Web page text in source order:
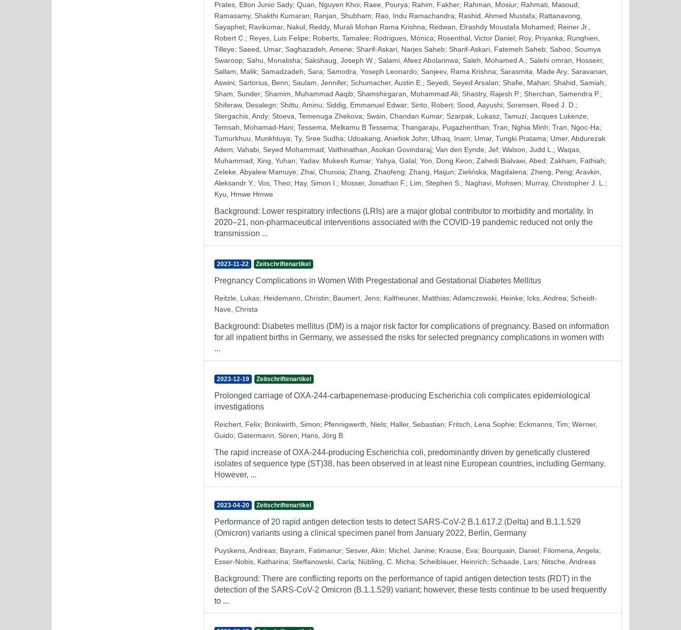
Prates, Elton Junio Sady; Quan, Nguyen Khoi; Raee, Pourya; Rahim, Fakher; Rahman, Mosiur; Rahmati, Masoud;
Ramasamy, Shakthi Kumaran; Ranjan, Shubham; Rao, Indu Ramachandra; Rashid, Ahmed Mustafa; Rattanavong,
Sayaphet; Ravikumar, Nakul; Reddy, Murali Mohan Rama Krishna; Redwan, Elrashdy Moustafa Mohamed; Reiner Jr.,
Robert C. ; Reyes, Luis Felipe; Roberts, Tamalee; Rodrigues, Mónica; Rosenthal, Victor Daniel; Roy, Priyanka; Runghien,
Tilleye; Saeed, Umar; Saghazadeh, Amene; Sharif-Askari, Narjes Saheb; Sharif-Askari, Fatemeh Saheb; Sahoo, Soumya
Swaroop; Sahu, Monalisha; Sakshaug, Joseph W. ; Salami, Afeez Abolarinwa; Saleh, Mohamed A. ; Salehi omran, Hossein;
Sallam, Malik; Samadzadeh, Sara; Samodra, Yoseph Leonardo; Sanjeev, Rama Krishna; Sarasmita, Made Ary; Saravanan,
Aswini; Sartorius, Benn; Saulam, Jennifer; Schumacher, Austin E. ; Seyedi, Seyed Arsalan; Shafie, Mahan; Shahid, Samiah;
Sham, Sunder; Shamim, Muhammad Aaqib; Shamshirgaran, Mohammad Ali; Shastry, Rajesh P.; Sherchan, Samendra P.;
Shiferaw, Desalegn; Shittu, Aminu; Siddig, Emmanuel Edwar; Sinto, Robert; Sood, Aayushi; Sorensen, Reed J. D. ;
Stergachis, Andy; Stoeva, Temenuga Zhekova; Swain, Chandan Kumar; Szarpak, Lukasz; Tamuzi, Jacques Lukenze;
Temsah, Mohamad-Hani; Tessema, Melkamu B Tessema; Thangaraju, Pugazhenthan; Tran, Nghia Minh; Tran, Ngoc-Ha;
Tumurkhuu, Munkhtuya; Ty, Sree Sudha; Udoakang, Aniefiok John; Ulhaq, Inam; Umar, Tungki Pratama; Umer, Abdurezak
Adem; Vahabi, Seyed Mohammad; Vaithinathan, Asokan Govindaraj; Van den Eynde, Jef; Walson, Judd L. ; Waqas,
Muhammad; Xing, Yuhan; Yadav, Mukesh Kumar; Yahya, Galal; Yon, Dong Keon; Zahedi Bialvaei, Abed; Zakham, Fathiah;
Zeleke, Abyalew Mamuye; Zhai, Chunxia; Zhang, Zhaofeng; Zhang, Haijun; Zielińska, Magdalena; Zheng, Peng; Aravkin,
Aleksandr Y.; Vos, Theo; Hay, Simon I. ; Mosser, Jonathan F. ; Lim, Stephen S. ; Naghavi, Mohsen; Murray, Christopher J. L. ;
Kyu, Hmwe Hmwe
Background: Lower respiratory infections (LRIs) are a major global contributor to morbidity and mortality. In
2020–21, non-pharmaceutical interventions associated with the COVID-19 pandemic reduced not only the
transmission ...
2023-11-22 Zeitschriftenartikel
Pregnancy Complications in Women With Pregestational and Gestational Diabetes Mellitus
Reitzle, Lukas; Heidemann, Christin; Baumert, Jens; Kaltheuner, Matthias; Adamczewski, Heinke; Icks, Andrea; Scheidt-
Nave, Christa
Background: Diabetes mellitus (DM) is a major risk factor for complications of pregnancy. Based on information
for all inpatient births in Germany, we assessed the risks for selected pregnancy complications in women with
...
2023-12-19 Zeitschriftenartikel
Prolonged carriage of OXA-244-carbapenemase-producing Escherichia coli complicates epidemiological
investigations
Reichert, Felix; Brinkwirth, Simon; Pfennigwerth, Niels; Haller, Sebastian; Fritsch, Lena Sophie; Eckmanns, Tim; Werner,
Guido; Gatermann, Sören; Hans, Jörg B.
The rapid increase of OXA-244-producing Escherichia coli, predominantly driven by genetically clustered
isolates of sequence type (ST)38, has been observed in at least nine European countries, including Germany.
However, ...
2023-04-20 Zeitschriftenartikel
Performance of 20 rapid antigen detection tests to detect SARS-CoV-2 B.1.617.2 (Delta) and B.1.1.529
(Omicron) variants using a clinical specimen panel from January 2022, Berlin, Germany
Puyskens, Andreas; Bayram, Fatimanur; Sesver, Akin; Michel, Janine; Krause, Eva; Bourquain, Daniel; Filomena, Angela;
Esser-Nobis, Katharina; Steffanowski, Carla; Nübling, C. Micha; Scheiblauer, Heinrich; Schaade, Lars; Nitsche, Andreas
Background: There are conflicting reports on the performance of rapid antigen detection tests (RDT) in the
detection of the SARS-CoV-2 Omicron (B.1.1.529) variant; however, these tests continue to be used frequently
to ...